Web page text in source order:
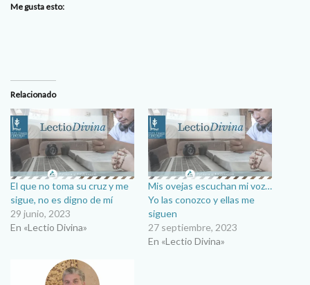
Me gusta esto:
Relacionado
El que no toma su cruz y me
sigue, no es digno de mí
29 junio, 2023
En «Lectio Divina»
Mis ovejas escuchan mi voz…
Yo las conozco y ellas me
siguen
27 septiembre, 2023
En «Lectio Divina»